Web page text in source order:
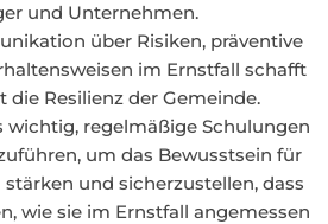
und Unternehmen.
über Risiken, präventive
im Ernstfall schafft
die Resilienz der Gemeinde.
wichtig, regelmäßige Schulungen
um das Bewusstsein für
und sicherzustellen, dass
wie sie im Ernstfall angemessen